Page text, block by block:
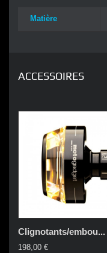
Matière
ACCESSOIRES
Clignotants/embou...
198,00 €